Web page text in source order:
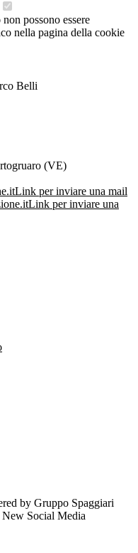
possono essere
nella pagina della cookie
Belli
(VE)
Link per inviare una mail
Link per inviare una
by Gruppo Spaggiari
Social Media